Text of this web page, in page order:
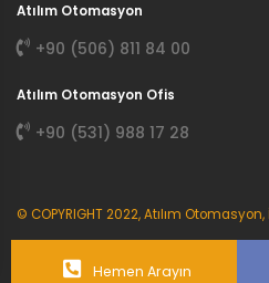
Atılım Otomasyon
+90 (506) 811 84 00
Atılım Otomasyon Ofis
+90 (531) 988 17 28
© COPYRIGHT 2022, Atılım
Hemen Arayın